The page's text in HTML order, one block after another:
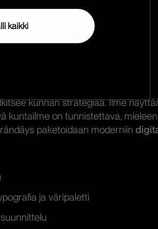
kaikki
Brand sprint -työskentelyyn
kunnan strategiaa. Ilme
kuntailme on tunnistettava,
paketoidaan moderniin
ja väripaletti